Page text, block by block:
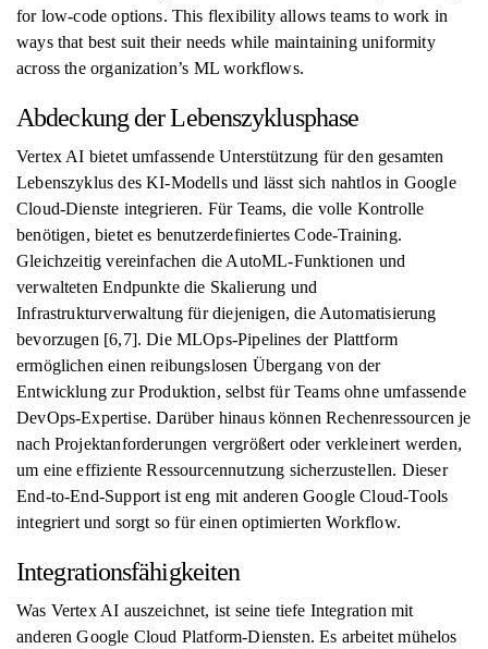
for low-code options. This flexibility allows teams to work in
ways that best suit their needs while maintaining uniformity
across the organization’s ML workflows.
Abdeckung der Lebenszyklusphase
Vertex AI bietet umfassende Unterstützung für den gesamten
Lebenszyklus des KI-Modells und lässt sich nahtlos in Google
Cloud-Dienste integrieren. Für Teams, die volle Kontrolle
benötigen, bietet es benutzerdefiniertes Code-Training.
Gleichzeitig vereinfachen die AutoML-Funktionen und
verwalteten Endpunkte die Skalierung und
Infrastrukturverwaltung für diejenigen, die Automatisierung
bevorzugen [6,7]. Die MLOps-Pipelines der Plattform
ermöglichen einen reibungslosen Übergang von der
Entwicklung zur Produktion, selbst für Teams ohne umfassende
DevOps-Expertise. Darüber hinaus können Rechenressourcen je
nach Projektanforderungen vergrößert oder verkleinert werden,
um eine effiziente Ressourcennutzung sicherzustellen. Dieser
End-to-End-Support ist eng mit anderen Google Cloud-Tools
integriert und sorgt so für einen optimierten Workflow.
Integrationsfähigkeiten
Was Vertex AI auszeichnet, ist seine tiefe Integration mit
anderen Google Cloud Platform-Diensten. Es arbeitet mühelos